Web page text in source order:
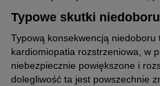
Typowe skutki
Typową konsekwencją niedoboru
kardiomiopatia rozstrzeniowa, w
niebezpiecznie powiększone i
dolegliwość ta jest powszechnie